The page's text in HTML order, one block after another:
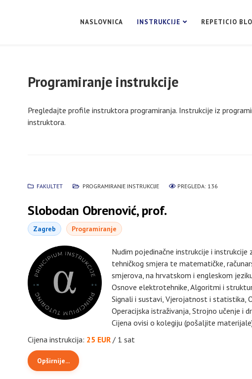
NASLOVNICA INSTRUKCIJE REPETICIO
Programiranje instrukcije
Pregledajte profile instruktora programiranja. Instrukcije iz
instruktora.
FAKULTET PROGRAMIRANJE INSTRUKCIJE PREGLEDA: 136
Slobodan Obrenović, prof.
Zagreb Programiranje
Nudim pojedinačne instrukcije i
tehničkog smjera te matematičke,
smjerova, na hrvatskom i engleskom
Osnove elektrotehnike, Algoritmi i
Signali i sustavi, Vjerojatnost i statistika,
Operacijska istraživanja, Strojno učenje i
Cijena ovisi o kolegiju (pošaljite
Cijena instrukcija: 25 EUR / 1 sat
Opširnije...